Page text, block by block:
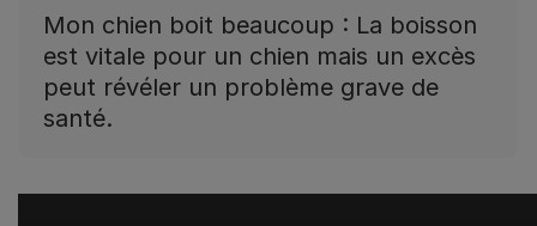
Mon chien boit beaucoup : La boisson
est vitale pour un chien mais un excès
peut révéler un problème grave de
santé.